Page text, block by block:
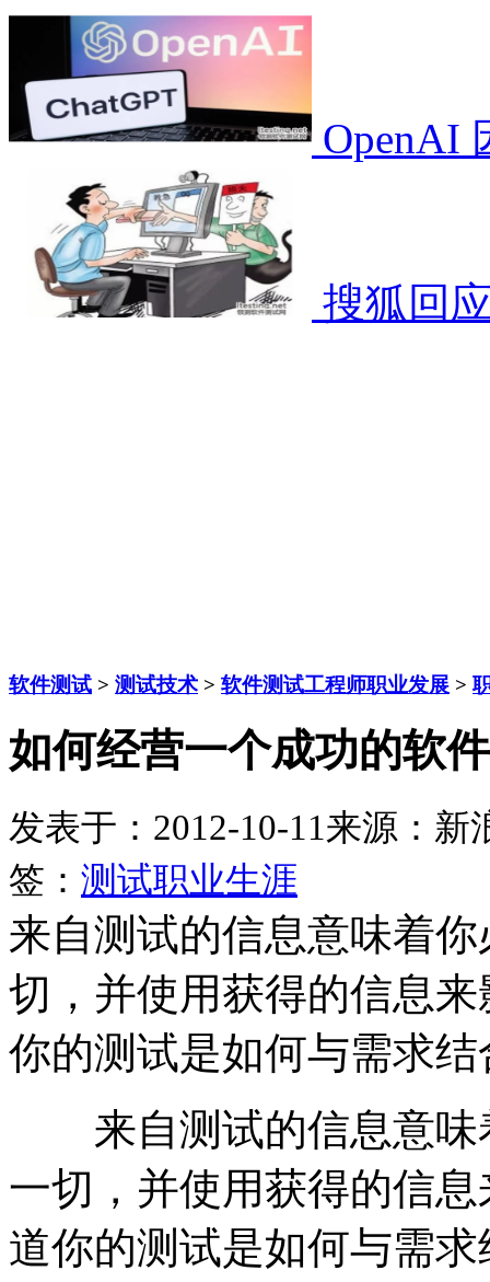
OpenAI
搜狐回
软件测试 > 测试技术 > 软件测试工程师职业发展 >
如何经营一个成功的软
发表于：2012-10-11来源：新
签： 测试职业生涯
来自测试的信息意味着
切，并使用获得的信息
你的测试是如何与需求
来自测试的信息意味
一切，并使用获得的信
道你的测试是如何与需